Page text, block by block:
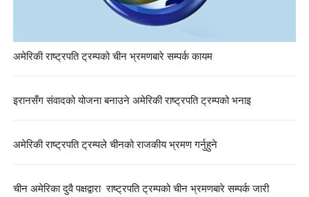
अमेरिकी राष्ट्रपति ट्रम्पको चीन भ्रमणबारे सम्पर्क कायम
इरानसँग संवादको योजना बनाउने अमेरिकी राष्ट्रपति ट्रम्पको भनाइ
अमेरिकी राष्ट्रपति ट्रम्पले चीनको राजकीय भ्रमण गर्नुहुने
चीन अमेरिका दुवै पक्षद्वारा राष्ट्रपति ट्रम्पको चीन भ्रमणबारे सम्पर्क जारी